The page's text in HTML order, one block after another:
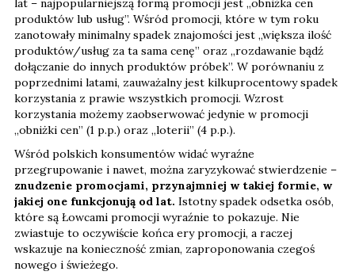
lat – najpopularniejszą formą promocji jest „obniżka cen
produktów lub usług”. Wśród promocji, które w tym roku
zanotowały minimalny spadek znajomości jest „większa ilość
produktów/usług za ta sama cenę” oraz „rozdawanie bądź
dołączanie do innych produktów próbek”. W porównaniu z
poprzednimi latami, zauważalny jest kilkuprocentowy spadek
korzystania z prawie wszystkich promocji. Wzrost
korzystania możemy zaobserwować jedynie w promocji
„obniżki cen” (1 p.p.) oraz „loterii” (4 p.p.).
Wśród polskich konsumentów widać wyraźne
przegrupowanie i nawet, można zaryzykować stwierdzenie –
znudzenie promocjami, przynajmniej w takiej formie, w
jakiej one funkcjonują od lat. Istotny spadek odsetka osób,
które są Łowcami promocji wyraźnie to pokazuje. Nie
zwiastuje to oczywiście końca ery promocji, a raczej
wskazuje na konieczność zmian, zaproponowania czegoś
nowego i świeżego.